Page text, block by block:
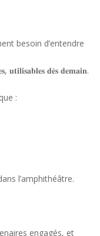
besoin d’entendre
𝐮𝐭𝐢𝐥𝐢𝐬𝐚𝐛𝐥𝐞𝐬 𝐝𝐞̀𝐬 𝐝𝐞𝐦𝐚𝐢𝐧.
:
l’amphithéâtre.
engagés, et